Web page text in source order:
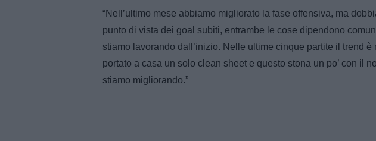
“Nell’ultimo mese abbiamo migliorato la fase offensiva, ma
punto di vista dei goal subiti, entrambe le cose dipendono
stiamo lavorando dall’inizio. Nelle ultime cinque partite il trend
portato a casa un solo clean sheet e questo stona un po’ con il
stiamo migliorando.”